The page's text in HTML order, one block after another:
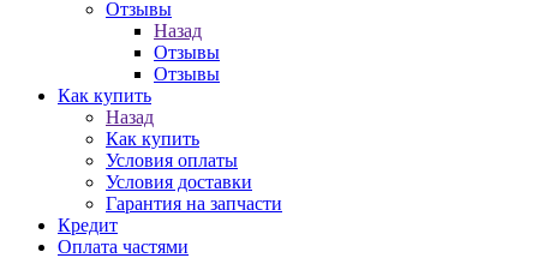
Отзывы
Назад
Отзывы
Отзывы
Как купить
Назад
Как купить
Условия оплаты
Условия доставки
Гарантия на запчасти
Кредит
Оплата частями